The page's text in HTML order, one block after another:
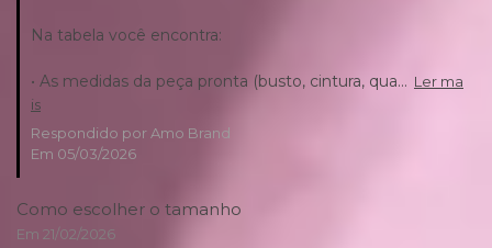
Na tabela você encontra:
• As medidas da peça pronta (busto, cintura, qua... Ler ma
is
Respondido por Amo Brand
Em 05/03/2026
Como escolher o tamanho
Em 21/02/2026